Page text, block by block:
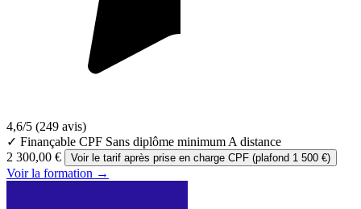
4,6/5 (249 avis)
✓ Finançable CPF Sans diplôme minimum A distance
2 300,00 €
Voir le tarif après prise en charge CPF (plafond 1 500 €)
Voir la formation →